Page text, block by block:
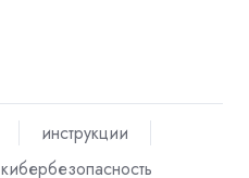
инструкции
кибербезопасность